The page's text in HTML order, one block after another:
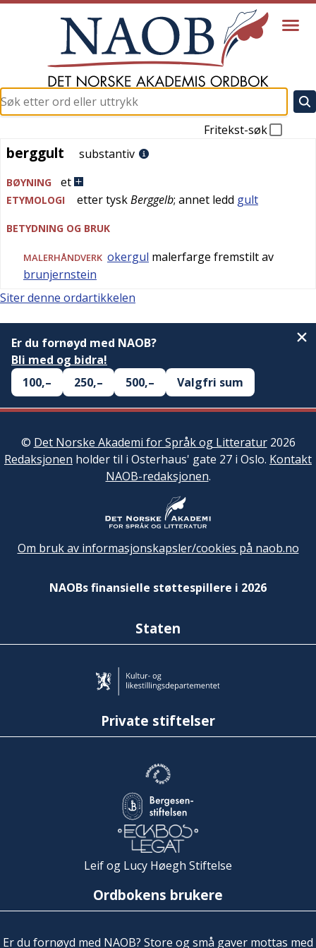
Fritekst-søk
berggult
berggult substantiv
BØYNING et
ETYMOLOGI ettertyskBerggelb; annet ledd gult
BETYDNING OG BRUK
MALERHÅNDVERK okergul malerfarge fremstilt av
brunjernstein
Siter denne ordartikkelen
Er du fornøyd med NAOB?
Bli med og bidra!
100,–
250,– 500,– Valgfri sum
© Det Norske Akademi for Språk og Litteratur2026
Redaksjonen holder til i Osterhaus' gate 27 i Oslo. Kontakt
NAOB-redaksjonen.
Om bruk av informasjonskapsler/cookies på naob.no
NAOBs finansielle støttespillere i 2026
Staten
Private stiftelser
Leif og Lucy Høegh Stiftelse
Ordbokens brukere
Er du fornøyd med NAOB? Store og små gaver mottas med